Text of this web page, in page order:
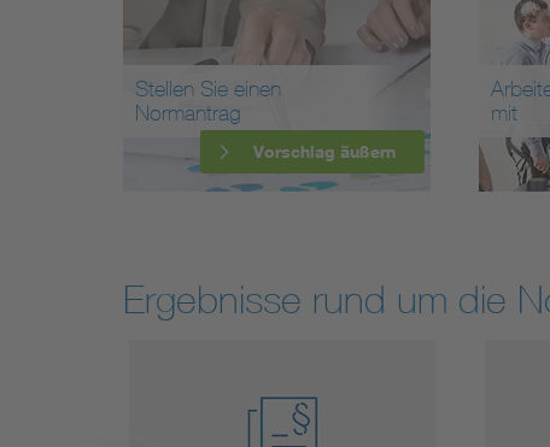
Stellen Sie einen
Normantrag
Vorschlag äußern
mit
Ergebnisse rund um die